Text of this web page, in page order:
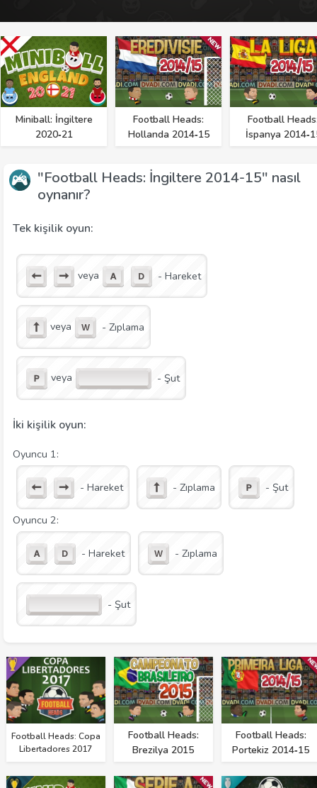
Miniball: İngiltere
2020‑21
Football Heads:
Hollanda 2014‑15
Football
İspanya
"Football Heads: İngiltere 2014-15" nasıl
oynanır?
Tek kişilik oyun:
veya - Hareket
veya - Zıplama
veya - Şut
İki kişilik oyun:
Oyuncu 1:
- Hareket - Zıplama - Şut
Oyuncu 2:
- Hareket - Zıplama
- Şut
Football Heads: Copa
Libertadores 2017
Football Heads:
Brezilya 2015
Football Heads:
Portekiz 2014‑15